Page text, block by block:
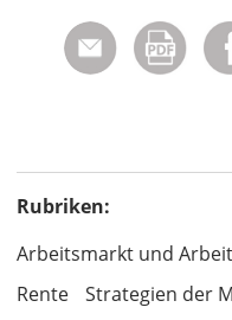
Rubriken:
Arbeitsmarkt und
Rente
Strategien der